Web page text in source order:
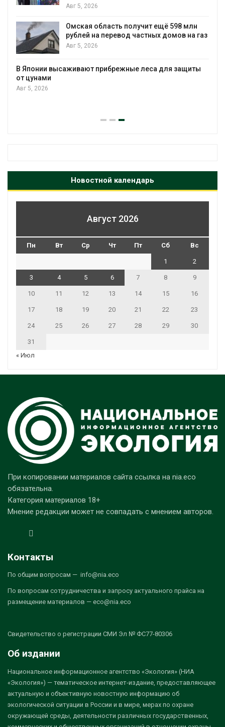
Авг 5, 2026
Омская область получит ещё 598 млн
рублей на перевод частных домов на газ
Авг 5, 2026
В Японии высаживают прибрежные леса для защиты
от цунами
Авг 5, 2026
Новостной календарь
Август 2026
Пн Вт Ср Чт Пт Сб Вс
1 2
3 4 5 6 7 8 9
10 11 12 13 14 15 16
17 18 19 20 21 22 23
24 25 26 27 28 29 30
31
« Июл
При копировании материалов сайта ссылка на nia.eco
обязательна.
Категория материалов 18+
Мнение редакции может не совпадать с мнением авторов.
Контакты
По общим вопросам — info@nia.eco
По вопросам сотрудничества и запросу актуального прайса на
размещение материалов — eco@nia.eco
Свидетельство о регистрации СМИ Эл № ФС77-80306
Об издании
Национальное информационное агентство «Экология» (НИА
«Экология») — тематическое интернет-издание, предоставляющее
актуальную и объективную новостную информацию об
экологической ситуации в России и в мире, мерах по охране
окружающей среды, деятельности различных государственных,